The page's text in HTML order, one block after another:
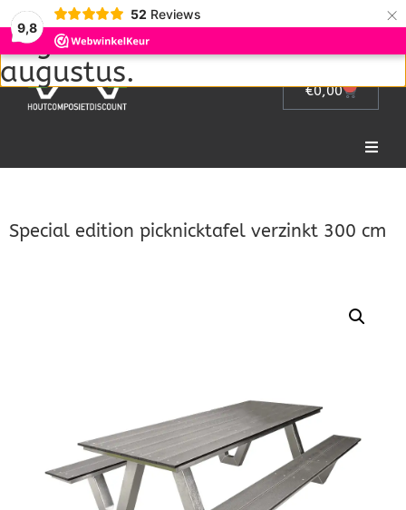
9,8
52 Reviews ×
€0,00 0
Picknicktafel
Dierenverblijven
Gaas&Beugels
Special edition picknicktafel verzinkt 300 cm
Wij zijn met vakantie van 1
augustus tot en met 22
augustus.